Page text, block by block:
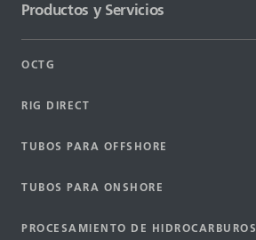
Productos y Servicios
OCTG
RIG DIRECT
TUBOS PARA OFFSHORE
TUBOS PARA ONSHORE
PROCESAMIENTO DE HIDROCARBUROS